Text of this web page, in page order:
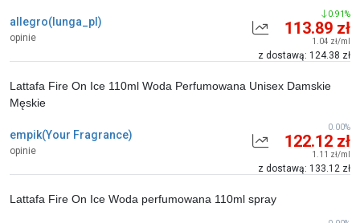
allegro(lunga_pl)
opinie 113.89 zł
1.04 zł/ml
z dostawą: 124.38 zł
0.91%
empik(Your Fragrance)
opinie
Lattafa Fire On Ice 110ml Woda Perfumowana Unisex Damskie
Męskie
122.12 zł
1.11 zł/ml
z dostawą: 133.12 zł
0.00%
Lattafa Fire On Ice Woda perfumowana 110ml spray